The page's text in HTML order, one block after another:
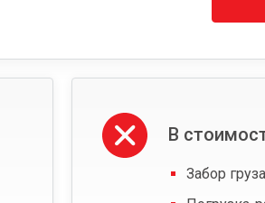
В
Забор